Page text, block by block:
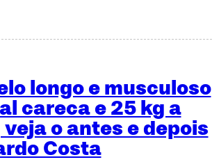
longo e musculoso
careca e 25 kg a
o antes e depois
Costa